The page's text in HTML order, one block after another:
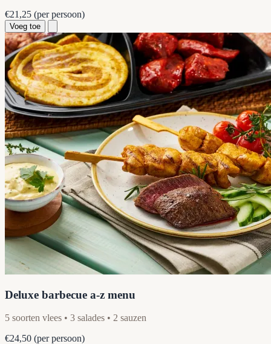
€21,25 (per persoon)
Voeg toe
Deluxe barbecue a-z menu
5 soorten vlees • 3 salades • 2 sauzen
€24,50 (per persoon)